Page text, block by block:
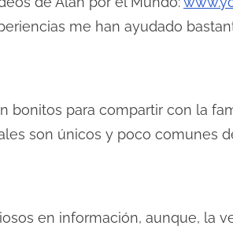
me han ayudado
bonitos para compartir con la
son únicos y poco comunes
en información, aunque, la